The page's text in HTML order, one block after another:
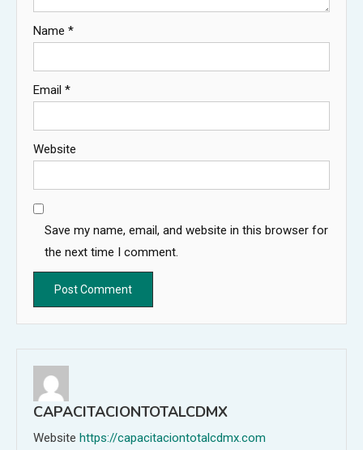
Name *
Email *
Website
Save my name, email, and website in this browser for
the next time I comment.
CAPACITACIONTOTALCDMX
Website https://capacitaciontotalcdmx.com